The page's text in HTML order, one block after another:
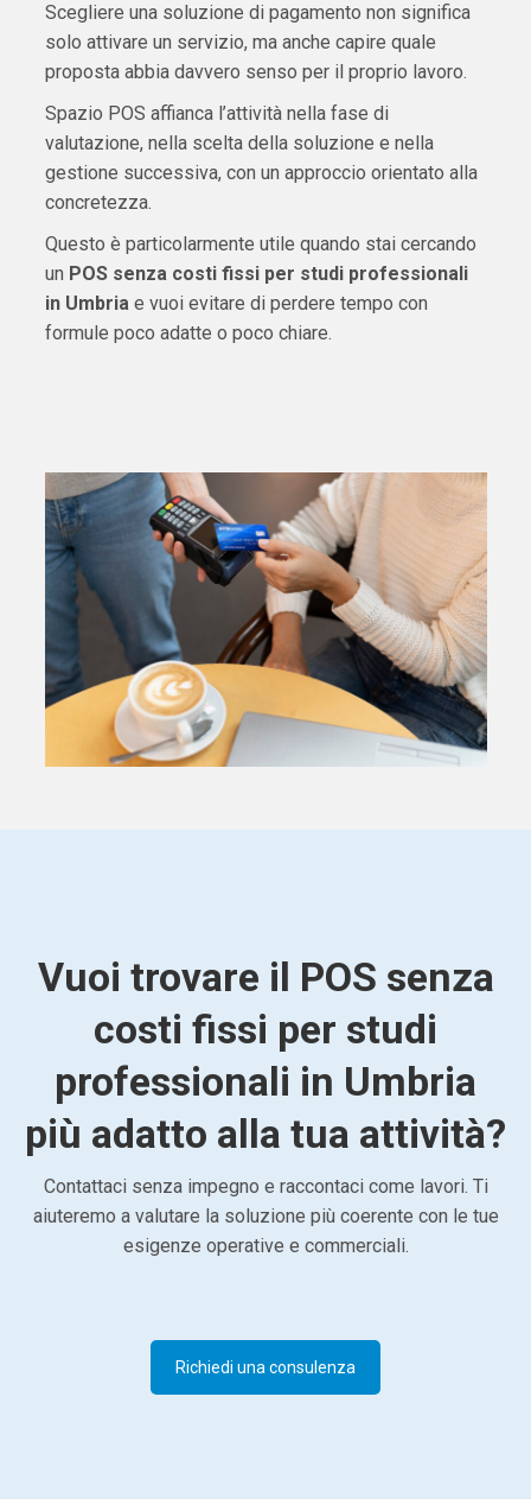
Scegliere una soluzione di pagamento non significa
solo attivare un servizio, ma anche capire quale
proposta abbia davvero senso per il proprio lavoro.
Spazio POS affianca l’attività nella fase di
valutazione, nella scelta della soluzione e nella
gestione successiva, con un approccio orientato alla
concretezza.
Questo è particolarmente utile quando stai cercando
un POS senza costi fissi per studi professionali
in Umbriae vuoi evitare di perdere tempo con
formule poco adatte o poco chiare.
Vuoi trovare il POS senza
costi fissi per studi
professionali in Umbria
più adatto alla tua attività?
Contattaci senza impegno e raccontaci come lavori. Ti
aiuteremo a valutare la soluzione più coerente con le tue
esigenze operative e commerciali.
Richiedi una consulenza